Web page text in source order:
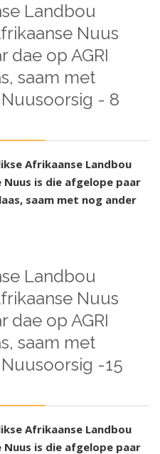
Landbou
Nuus
dae op AGRI
saam met
- 8
Afrikaanse Landbou
is die afgelope paar
saam met nog ander
Landbou
Nuus
dae op AGRI
saam met
-15
Afrikaanse Landbou
is die afgelope paar